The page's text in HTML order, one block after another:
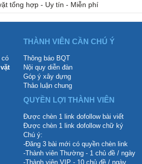
tổng hợp - Uy tín - Miễn phí
có
THÀNH VIÊN CẦN CHÚ Ý
Thông báo BQT
Nội quy diễn đàn
Góp ý xây dựng
Thảo luận chung
QUYỀN LỢI THÀNH VIÊN
Được chèn 1 link dofollow bài viết
Được chèn 1 link dofollow chữ ký
Chú ý:
-Đăng 3 bài mới có quyền chèn link
-Thành viên Thường - 1 chủ đề / ngày
-Thành viên VIP - 10 chủ đề / ngày